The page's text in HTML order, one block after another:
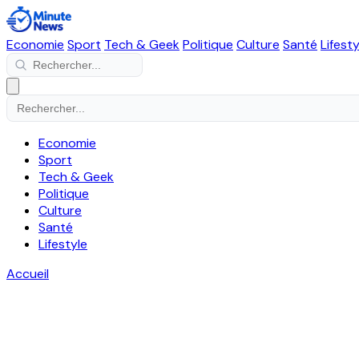
Economie Sport Tech & GeekPolitique Culture Santé
Economie
Sport
Tech & Geek
Politique
Culture
Santé
Lifestyle
Accueil